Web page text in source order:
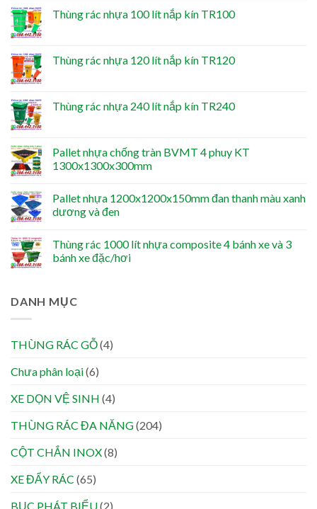
Thùng rác nhựa 100 lít nắp kín TR100
Thùng rác nhựa 120 lít nắp kín TR120
Thùng rác nhựa 240 lít nắp kín TR240
Pallet nhựa chống tràn BVMT 4 phuy KT
1300x1300x300mm
Pallet nhựa 1200x1200x150mm đan thanh màu xanh
dương và đen
Thùng rác 1000 lít nhựa composite 4 bánh xe và 3
bánh xe đặc/hơi
DANH MỤC
THÙNG RÁC GỖ(4)
Chưa phân loại(6)
XE DỌN VỆ SINH (4)
THÙNG RÁC ĐA NĂNG(204)
CỘT CHẮN INOX(8)
XE ĐẨY RÁC (65)
BỤC PHÁT BIỂU(2)